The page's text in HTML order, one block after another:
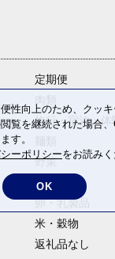
定期便
旅行・宿泊・体
野菜
電化製品
卵・乳製品
米・穀物
返礼品なし
性向上のため、クッ
覧を継続された場合
す。
ーポリシーをお読みく
OK